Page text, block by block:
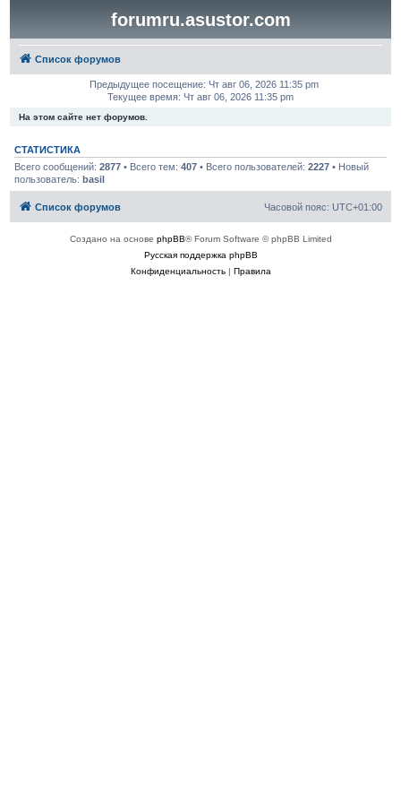
forumru.asustor.com
Список форумов
Предыдущее посещение: Чт авг 06, 2026 11:35 pm
Текущее время: Чт авг 06, 2026 11:35 pm
На этом сайте нет форумов.
СТАТИСТИКА
Всего сообщений: 2877• Всего тем: 407• Всего пользователей: 2227• Новый
пользователь: basil
Список форумов Часовой пояс: UTC+01:00
Создано на основе phpBB® Forum Software © phpBB Limited
Русская поддержка phpBB
Конфиденциальность| Правила